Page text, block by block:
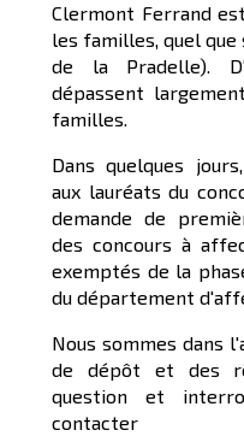
Clermont Ferrand
les familles, quel
de la Pradelle).
dépassent
familles.
Dans quelques
aux lauréats du
demande de
des concours à
exemptés de la
du département
Nous sommes dans
de dépôt et des
question et